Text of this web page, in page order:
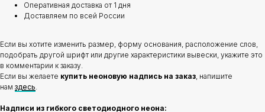
Оперативная доставка от 1 дня
Доставляем по всей России
Если вы хотите изменить размер, форму основания, расположение слов,
подобрать другой шрифт или другие характеристики вывески, укажите это
в комментарии к заказу.
Если вы желаете купить неоновую надпись на заказ, напишите
нам здесь.
Надписи из гибкого светодиодного неона: